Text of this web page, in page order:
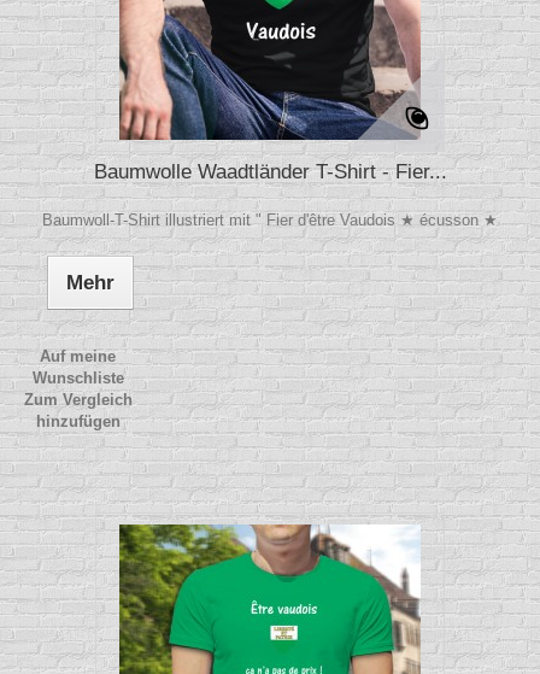
Baumwolle Waadtländer T-Shirt - Fier...
Baumwoll-T-Shirt illustriert mit " Fier d'être Vaudois ★ écusson ★
Mehr
Auf meine
Wunschliste
Zum Vergleich
hinzufügen